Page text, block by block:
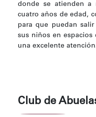
donde se atienden
cuatro años de edad,
para que puedan
sus niños en
una excelente
Club de